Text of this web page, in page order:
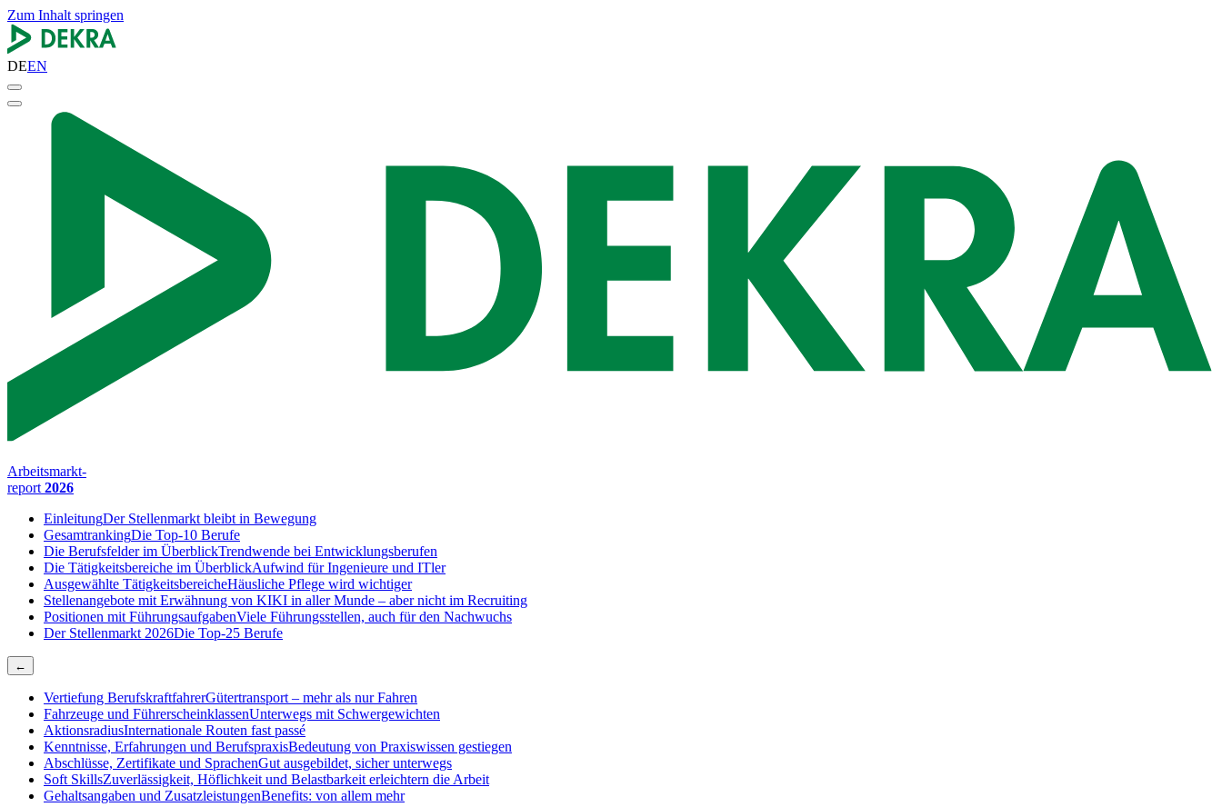
Zum Inhalt springen
DEEN
Arbeitsmarkt-
report 2026
EinleitungDer Stellenmarkt bleibt in Bewegung
GesamtrankingDie Top-10 Berufe
Die Berufsfelder im ÜberblickTrendwende bei Entwicklungsberufen
Die Tätigkeitsbereiche im ÜberblickAufwind für Ingenieure und ITler
Ausgewählte TätigkeitsbereicheHäusliche Pflege wird wichtiger
Stellenangebote mit Erwähnung von KIKI in aller Munde – aber nicht im Recruiting
Positionen mit FührungsaufgabenViele Führungsstellen, auch für den Nachwuchs
Der Stellenmarkt 2026Die Top-25 Berufe
←
Vertiefung BerufskraftfahrerGütertransport – mehr als nur Fahren
Fahrzeuge und FührerscheinklassenUnterwegs mit Schwergewichten
AktionsradiusInternationale Routen fast passé
Kenntnisse, Erfahrungen und BerufspraxisBedeutung von Praxiswissen gestiegen
Abschlüsse, Zertifikate und SprachenGut ausgebildet, sicher unterwegs
Soft SkillsZuverlässigkeit, Höflichkeit und Belastbarkeit erleichtern die Arbeit
Gehaltsangaben und ZusatzleistungenBenefits: von allem mehr